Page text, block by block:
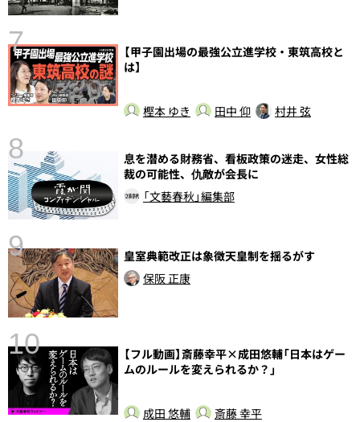
7
【甲子園出場の最強公立進学校・東筑高校と
は】
樫本 ゆき 田中 仰 村井 弦
8
息を潜める財務省、看板政策の迷走、女性総
裁の可能性、仇敵が会長に
「文藝春秋」編集部
9
皇室典範改正は象徴天皇制を揺るがす
保阪 正康
10
【フル動画】斎藤幸平×成田悠輔「日本はゲー
ムのルールを変えられるか？」
成田 悠輔 斎藤 幸平